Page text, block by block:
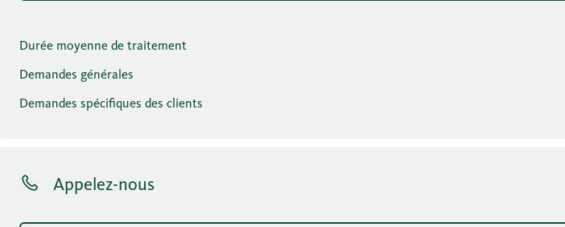
Durée moyenne de traitement
Demandes générales
Demandes spécifiques des clients
Appelez-nous